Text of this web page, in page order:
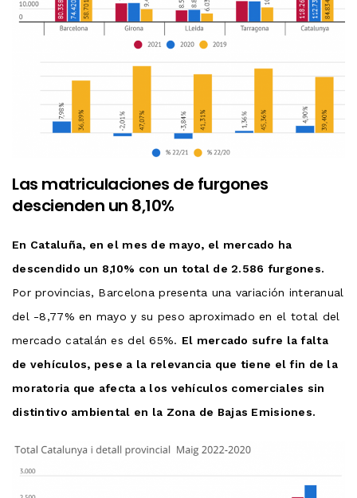
Las matriculaciones de furgones
descienden un 8,10%
En Cataluña, en el mes de mayo, el mercado ha
descendido un 8,10% con un total de 2.586 furgones.
Por provincias, Barcelona presenta una variación interanual
del -8,77% en mayo y su peso aproximado en el total del
mercado catalán es del 65%. El mercado sufre la falta
de vehículos, pese a la relevancia que tiene el fin de la
moratoria que afecta a los vehículos comerciales sin
distintivo ambiental en la Zona de Bajas Emisiones.